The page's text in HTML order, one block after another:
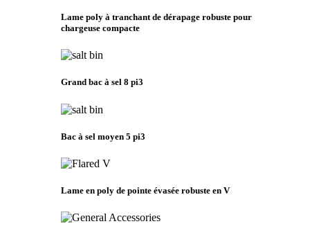
Lame poly à tranchant de dérapage robuste pour
chargeuse compacte
Grand bac à sel 8 pi3
Bac à sel moyen 5 pi3
Lame en poly de pointe évasée robuste en V